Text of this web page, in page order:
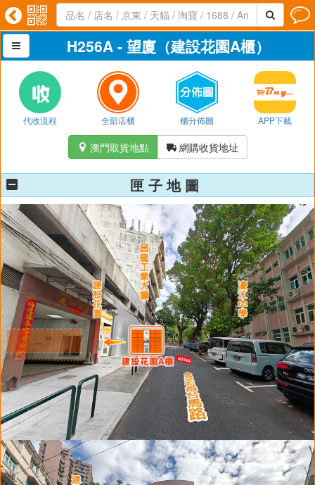
   
 H256A - 望廈（建設花園A櫃）
代收流程 全部店櫃 櫃分佈圖 APP下載
 澳門取貨地點 網購收貨地址
匣 子 地 圖